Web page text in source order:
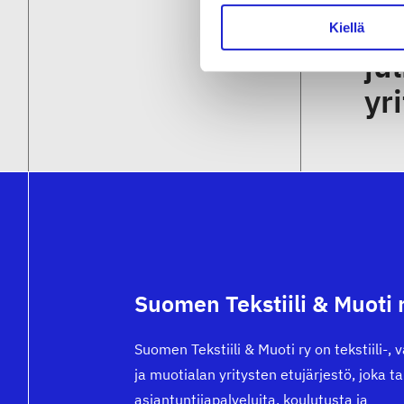
Kiellä
Suomen Tekstiili & Muoti
Suomen Tekstiili & Muoti ry on tekstiili-,
ja muotialan yritysten etujärjestö, joka
asiantuntijapalveluita, koulutusta ja